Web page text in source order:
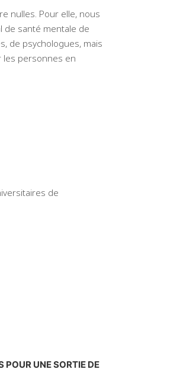
nulles. Pour elle, nous
de santé mentale de
de psychologues, mais
les personnes en
de
POUR UNE SORTIE DE